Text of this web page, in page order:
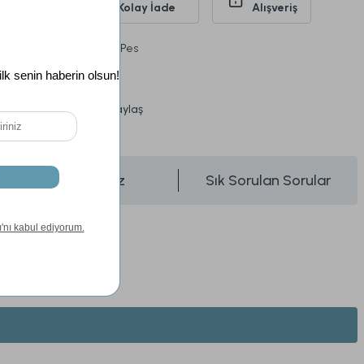
Kolay İade
Alışveriş
%65 Pamuk - %35 Pes
Kapitone Kumaş
Haber Ver Paylaş
Önerileriniz Sık Sorulan Sorular